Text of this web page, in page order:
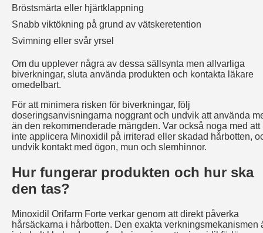
Bröstsmärta eller hjärtklappning
Snabb viktökning på grund av vätskeretention
Svimning eller svår yrsel
Om du upplever några av dessa sällsynta men allvarliga
biverkningar, sluta använda produkten och kontakta läkare
omedelbart.
För att minimera risken för biverkningar, följ
doseringsanvisningarna noggrant och undvik att använda
än den rekommenderade mängden. Var också noga med att
inte applicera Minoxidil på irriterad eller skadad hårbotten,
undvik kontakt med ögon, mun och slemhinnor.
Hur fungerar produkten och hur ska
den tas?
Minoxidil Orifarm Forte verkar genom att direkt påverka
hårsäckarna i hårbotten. Den exakta verkningsmekanismen